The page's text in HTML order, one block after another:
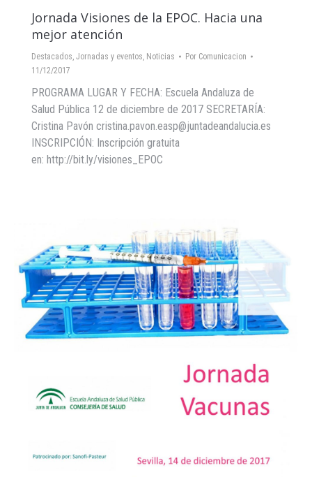
Jornada Visiones de la EPOC. Hacia una
mejor atención
Destacados, Jornadas y eventos, Noticias Por Comunicacion
11/12/2017
PROGRAMA LUGAR Y FECHA: Escuela Andaluza de
Salud Pública 12 de diciembre de 2017 SECRETARÍA:
Cristina Pavón cristina.pavon.easp@juntadeandalucia.es
INSCRIPCIÓN: Inscripción gratuita
en: http://bit.ly/visiones_EPOC